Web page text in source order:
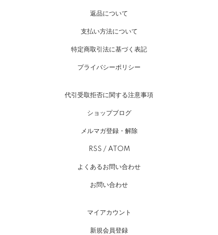
返品について
支払い方法について
特定商取引法に基づく表記
プライバシーポリシー
代引受取拒否に関する注意事項
ショップブログ
メルマガ登録・解除
RSS / ATOM
よくあるお問い合わせ
お問い合わせ
マイアカウント
新規会員登録